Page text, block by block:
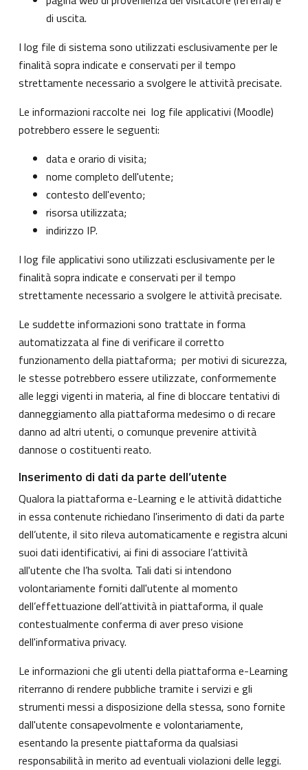
di uscita.
I log file di sistema sono utilizzati esclusivamente per le
finalità sopra indicate e conservati per il tempo
strettamente necessario a svolgere le attività precisate.
Le informazioni raccolte nei log file applicativi (Moodle)
potrebbero essere le seguenti:
data e orario di visita;
nome completo dell'utente;
contesto dell'evento;
risorsa utilizzata;
indirizzo IP.
I log file applicativi sono utilizzati esclusivamente per le
finalità sopra indicate e conservati per il tempo
strettamente necessario a svolgere le attività precisate.
Le suddette informazioni sono trattate in forma
automatizzata al fine di verificare il corretto
funzionamento della piattaforma; per motivi di sicurezza,
le stesse potrebbero essere utilizzate, conformemente
alle leggi vigenti in materia, al fine di bloccare tentativi di
danneggiamento alla piattaforma medesimo o di recare
danno ad altri utenti, o comunque prevenire attività
dannose o costituenti reato.
Inserimento di dati da parte dell’utente
Qualora la piattaforma e-Learning e le attività didattiche
in essa contenute richiedano l'inserimento di dati da parte
dell’utente, il sito rileva automaticamente e registra alcuni
suoi dati identificativi, ai fini di associare l’attività
all'utente che l’ha svolta. Tali dati si intendono
volontariamente forniti dall'utente al momento
dell’effettuazione dell’attività in piattaforma, il quale
contestualmente conferma di aver preso visione
dell'informativa privacy.
Le informazioni che gli utenti della piattaforma e-Learning
riterranno di rendere pubbliche tramite i servizi e gli
strumenti messi a disposizione della stessa, sono fornite
dall'utente consapevolmente e volontariamente,
esentando la presente piattaforma da qualsiasi
responsabilità in merito ad eventuali violazioni delle leggi.